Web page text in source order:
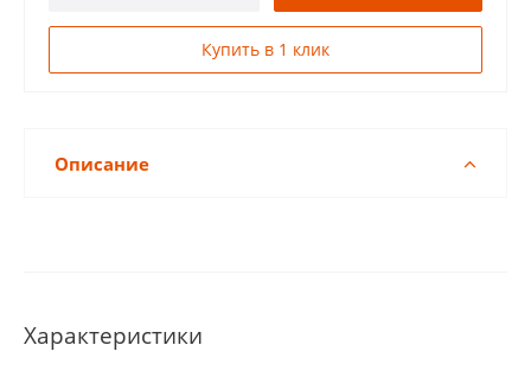
Купить в 1 клик
Описание
Характеристики